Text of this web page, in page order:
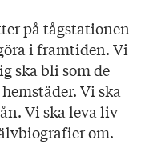
på tågstationen
i framtiden. Vi
ska bli som de
Vi ska
Vi ska leva liv
om.